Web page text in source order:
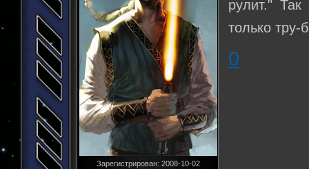
Зарегистрирован: 2008-10-02
рулит."
только тру-
0